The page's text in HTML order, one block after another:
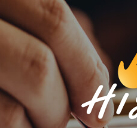
교육과정
이수체계도
교과목개요
국립한밭대학교 SW중심대학사
업단